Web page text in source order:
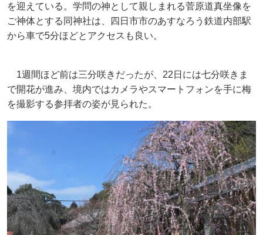
を迎えている。学問の神として親しまれる菅原道真坐像を
ご神体とする同神社は、四日市市のあすなろう鉄道内部駅
から車で5分ほどとアクセスも良い。
1週間ほど前は三分咲きだったが、22日には七分咲きま
で開花が進み、境内ではカメラやスマートフォンを手に梅
を撮影する参拝者の姿が見られた。